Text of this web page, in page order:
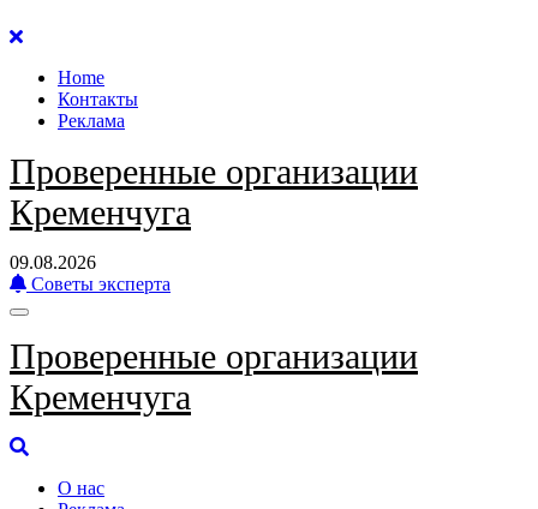
Перейти
содержанию
Home
Контакты
Реклама
Проверенные организации
Кременчуга
09.08.2026
Советы эксперта
Проверенные организации
Кременчуга
О нас